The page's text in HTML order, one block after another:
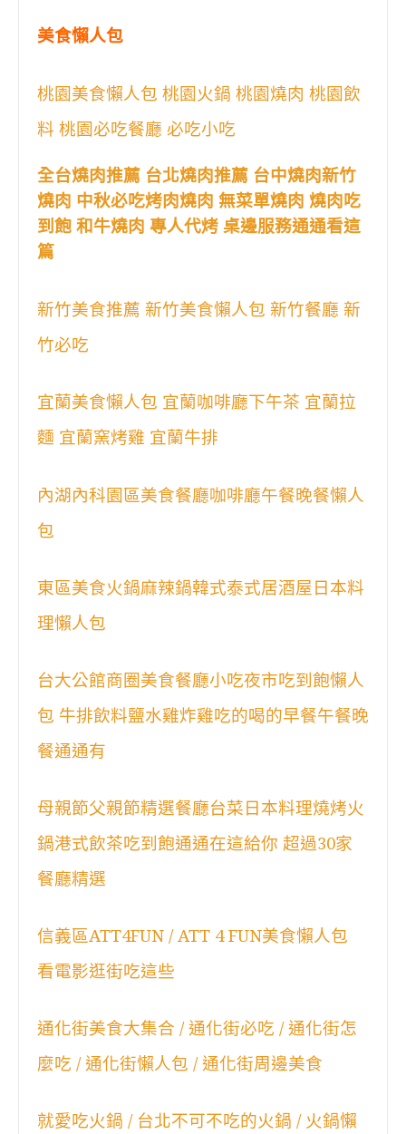
美食懶人包
桃園美食懶人包 桃園火鍋 桃園燒肉 桃園飲
料 桃園必吃餐廳 必吃小吃
全台燒肉推薦 台北燒肉推薦 台中燒肉新竹
燒肉 中秋必吃烤肉燒肉 無菜單燒肉 燒肉吃
到飽 和牛燒肉 專人代烤 桌邊服務通通看這
篇
新竹美食推薦 新竹美食懶人包 新竹餐廳 新
竹必吃
宜蘭美食懶人包 宜蘭咖啡廳下午茶 宜蘭拉
麵 宜蘭窯烤雞 宜蘭牛排
內湖內科園區美食餐廳咖啡廳午餐晚餐懶人
包
東區美食火鍋麻辣鍋韓式泰式居酒屋日本料
理懶人包
台大公館商圈美食餐廳小吃夜市吃到飽懶人
包 牛排飲料鹽水雞炸雞吃的喝的早餐午餐晚
餐通通有
母親節父親節精選餐廳台菜日本料理燒烤火
鍋港式飲茶吃到飽通通在這給你 超過30家
餐廳精選
信義區ATT4FUN / ATT 4 FUN美食懶人包
看電影逛街吃這些
通化街美食大集合 / 通化街必吃 / 通化街怎
麼吃 / 通化街懶人包 / 通化街周邊美食
就愛吃火鍋 / 台北不可不吃的火鍋 / 火鍋懶